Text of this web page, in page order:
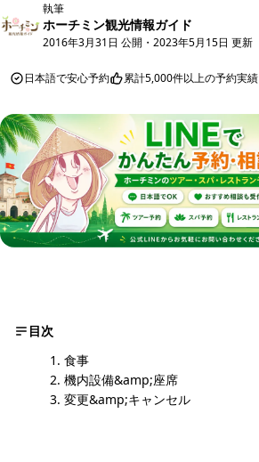
執筆
ホーチミン観光情報ガイド
2016年3月31日 公開 ・ 2023年5月15日 更新
日本語で安心予約 累計5,000件以上の予約実績
目次
食事
機内設備&amp;座席
変更&amp;キャンセル